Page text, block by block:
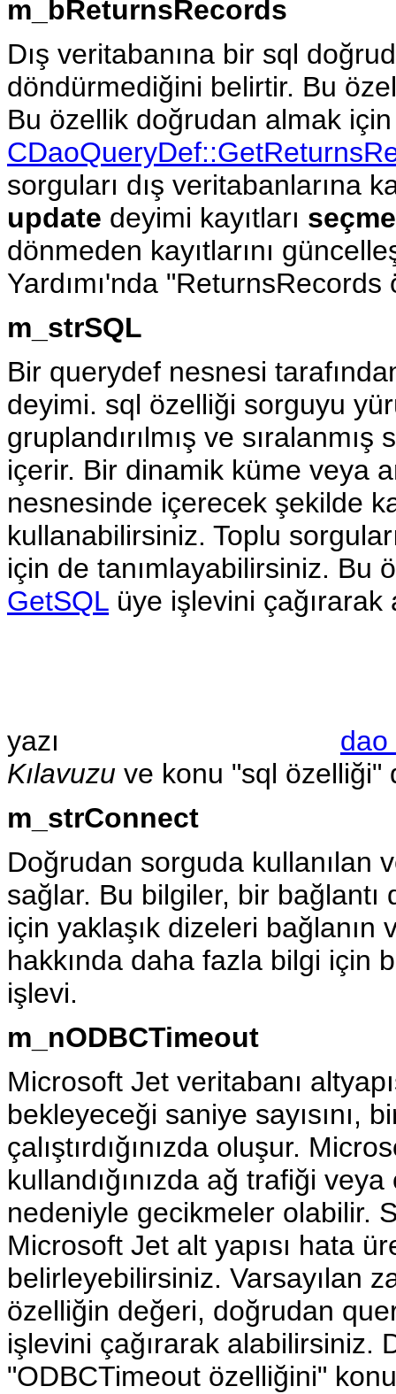
m_bReturnsRecords
Dış veritabanına bir sql
döndürmediğini belirtir. Bu
Bu özellik doğrudan almak için
sorguları dış veritabanlarına
update deyimi kayıtları
dönmeden kayıtlarını
Yardımı'nda
m_strSQL
Bir querydef nesnesi
deyimi. sql özelliği sorguyu
gruplandırılmış ve
içerir. Bir dinamik küme veya
nesnesinde içerecek şekilde
kullanabilirsiniz. Toplu
için de tanımlayabilirsiniz. Bu
GetSQL üye işlevini
yazı
dao
Kılavuzu ve konu "sql özelliği"
m_strConnect
Doğrudan sorguda kullanılan
sağlar. Bu bilgiler, bir
için yaklaşık dizeleri
hakkında daha fazla bilgi için
işlevi.
m_nODBCTimeout
Microsoft Jet veritabanı
bekleyeceği saniye sayısını,
çalıştırdığınızda oluşur.
kullandığınızda ağ trafiği
nedeniyle gecikmeler olabilir.
Microsoft Jet alt yapısı hata
belirleyebilirsiniz. Varsayılan
özelliğin değeri, doğrudan
işlevini çağırarak alabilirsiniz.
"ODBCTimeout özelliğini"